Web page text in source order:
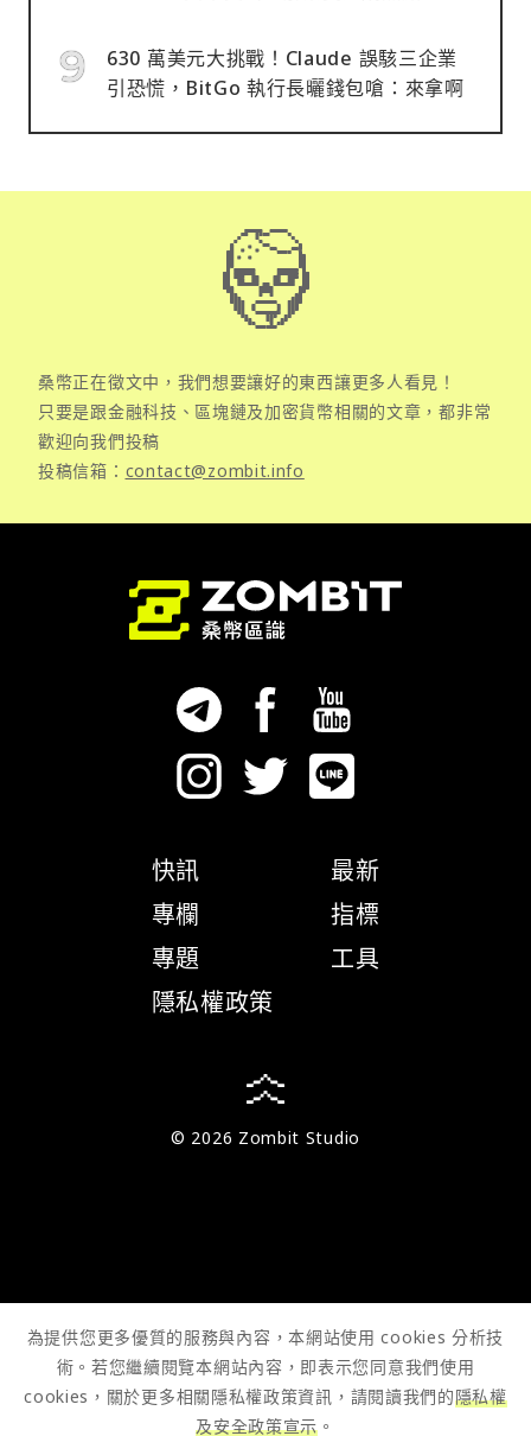
630 萬美元大挑戰！Claude 誤駭三企業
引恐慌，BitGo 執行長曬錢包嗆：來拿啊
桑幣正在徵文中，我們想要讓好的東西讓更多人看見！
只要是跟金融科技、區塊鏈及加密貨幣相關的文章，都非常
歡迎向我們投稿
投稿信箱： contact@zombit.info
快訊
專欄
專題
隱私權政策
最新
指標
工具
© 2026 Zombit Studio
為提供您更多優質的服務與內容，本網站使用 cookies 分析技
術。若您繼續閱覽本網站內容，即表示您同意我們使用
cookies，關於更多相關隱私權政策資訊，請閱讀我們的隱私權
及安全政策宣示 。